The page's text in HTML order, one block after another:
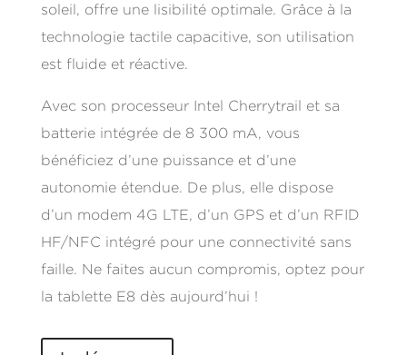
soleil, offre une lisibilité optimale. Grâce à la
technologie tactile capacitive, son utilisation
est fluide et réactive.
Avec son processeur Intel Cherrytrail et sa
batterie intégrée de 8 300 mA, vous
bénéficiez d’une puissance et d’une
autonomie étendue. De plus, elle dispose
d’un modem 4G LTE, d’un GPS et d’un RFID
HF/NFC intégré pour une connectivité sans
faille. Ne faites aucun compromis, optez pour
la tablette E8 dès aujourd’hui !